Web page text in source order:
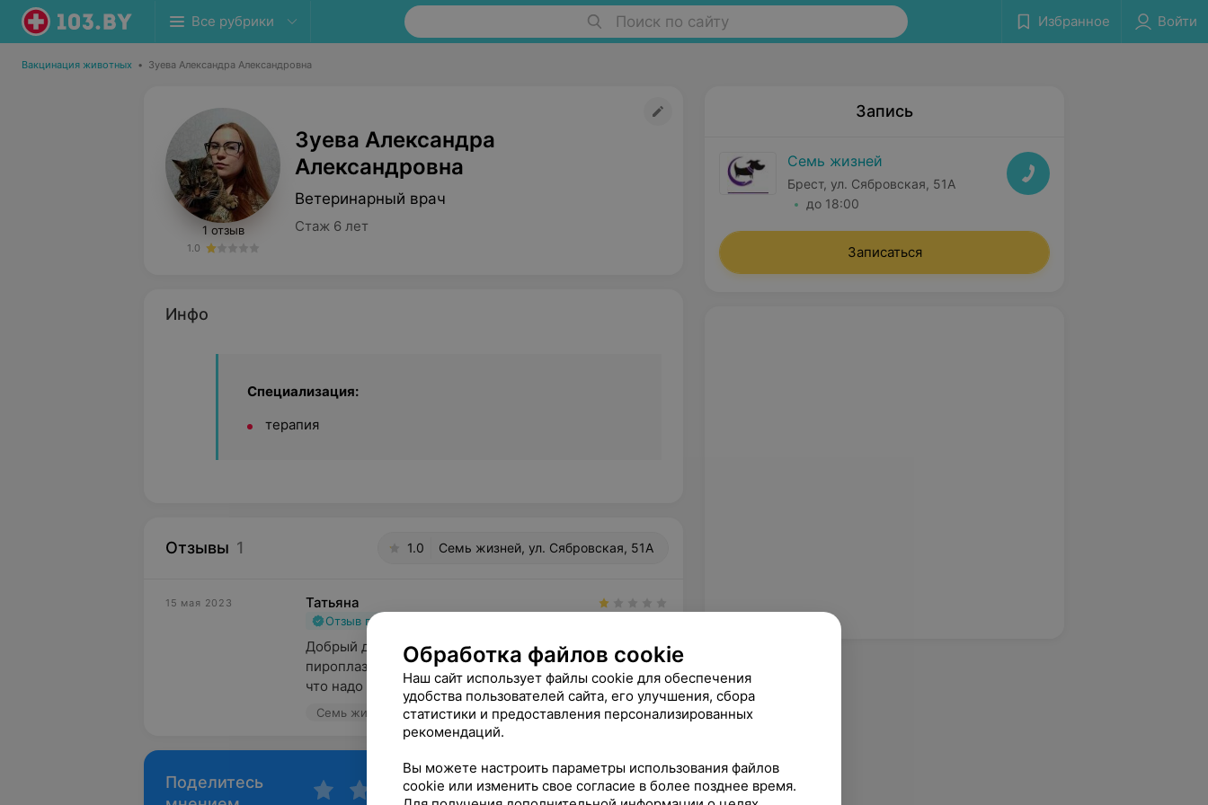
Все рубрики Поиск по сайту Избранное Войти
Вакцинация животных • Зуева Александра Александровна
1 отзыв
1.0
Зуева Александра
Александровна
Ветеринарный врач
Стаж 6 лет
Инфо
Специализация:
терапия
Отзывы 1 1.0 Семь жизней, ул. Сябровская, 51А
15 мая 2023 Татьяна
Отзыв подтвержден
Добрый день. Пришли с собакой,  больной
пироплазмозом. Четыре дня кололи уколы, говоря,
что надо переливание, хотя в дру...
Семь жизней, ул. Сябровская, 51А
Поделитесь
Запись
Семь жизней
Брест, ул. Сябровская, 51А
до 18:00
Записаться
Обработка файлов cookie
Наш сайт использует файлы cookie для обеспечения
удобства пользователей сайта, его улучшения, сбора
статистики и предоставления персонализированных
рекомендаций.
Вы можете настроить параметры использования файлов
cookie или изменить свое согласие в более позднее время.